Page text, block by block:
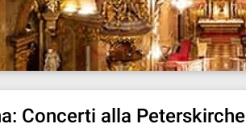
Concerti alla Peterskirche